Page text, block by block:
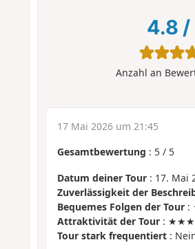
4.8 /
Anzahl an
17 Mai 2026 um 21:45
Gesamtbewertung : 5/ 5
Datum deiner Tour: 17. Mai
Zuverlässigkeit der
Bequemes Folgen der Tour:
Attraktivität der Tour:
Tour stark frequentiert: